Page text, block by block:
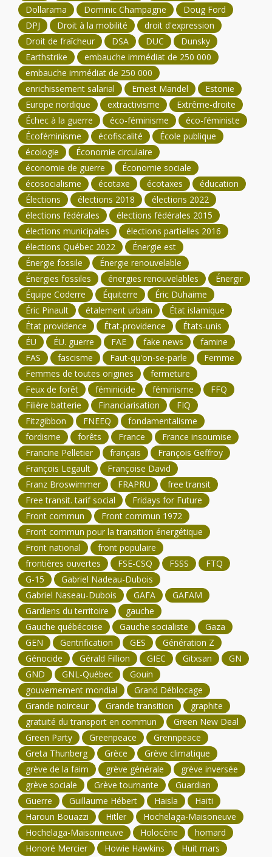
Dollarama
Dominic Champagne
Doug Ford
DPJ
Droit à la mobilité
droit d'expression
Droit de fraîcheur
DSA DUC
Dunsky
Earthstrike
embauche immédiat de 250 000
embauche immédiat de 250 000
enrichissement salarial
Ernest Mandel
Estonie
Europe nordique
extractivisme
Extrême-droite
Échec à la guerre
éco-féminisme
éco-féministe
Écoféminisme
écofiscalité
École publique
écologie
Économie circulaire
économie de guerre
Économie sociale
écosocialisme
écotaxe écotaxes
éducation
Élections
élections 2018
élections 2022
élections fédérales
élections fédérales 2015
élections municipales
élections partielles 2016
élections Québec 2022
Énergie est
Énergie fossile
Énergie renouvelable
Énergies fossiles
énergies renouvelables
Énergir
Équipe Coderre
Équiterre
Éric Duhaime
Éric Pinault
étalement urbain
État islamique
État providence
État-providence
États-unis
ÉU
ÉU. guerre FAE fake news
famine
FAS
fascisme Faut-qu'on-se-parle
Femme
Femmes de toutes origines
fermeture
Feux de forêt
féminicide féminisme
FFQ
Filière batterie
Financiarisation
FIQ
Fitzgibbon
FNEEQ
fondamentalisme
fordisme
forêts France
France insoumise
Francine Pelletier
français
François Geffroy
François Legault
Françoise David
Franz Broswimmer
FRAPRU
free transit
Free transit. tarif social
Fridays for Future
Front commun
Front commun 1972
Front commun pour la transition énergétique
Front national
front populaire
frontières ouvertes
FSE-CSQ FSSS
FTQ
G-15
Gabriel Nadeau-Dubois
Gabriel Naseau-Dubois
GAFA
GAFAM
Gardiens du territoire
gauche
Gauche québécoise
Gauche socialiste
Gaza
GEN
Gentrification GES
Génération Z
Génocide
Gérald Fillion GIEC Gitxsan
GN
GND
GNL-Québec
Gouin
gouvernement mondial
Grand Déblocage
Grande noirceur
Grande transition
graphite
gratuité du transport en commun
Green New Deal
Green Party
Greenpeace
Grennpeace
Greta Thunberg
Grèce
Grève climatique
grève de la faim
grève générale
grève inversée
grève sociale
Grève tournante
Guardian
Guerre
Guillaume Hébert Haisla
Haïti
Haroun Bouazzi
Hitler
Hochelaga-Maisoneuve
Hochelaga-Maisonneuve
Holocène
homard
Honoré Mercier
Howie Hawkins
Huit mars